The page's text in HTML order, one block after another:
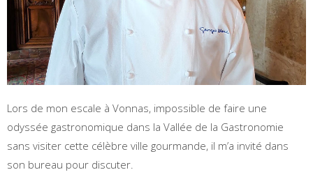
Lors de mon escale à Vonnas, impossible de faire une
odyssée gastronomique dans la Vallée de la Gastronomie
sans visiter cette célèbre ville gourmande, il m’a invité dans
son bureau pour discuter.